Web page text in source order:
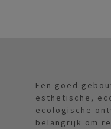
Een goed
esthetische,
ecologische
belangrijk om